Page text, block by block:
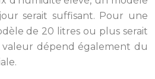
serait suffisant. Pour une
de 20 litres ou plus serait
dépend également du